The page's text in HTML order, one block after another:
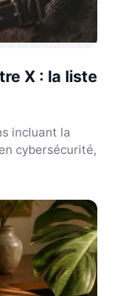
X : la liste
incluant la
cybersécurité,